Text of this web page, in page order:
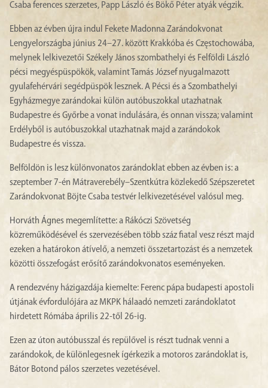
Csaba ferences szerzetes, Papp László és Bökő Péter atyák végzik.
Ebben az évben újra indul Fekete Madonna Zarándokvonat
Lengyelországba június 24–27. között Krakkóba és Częstochowába,
melynek lelkivezetői Székely János szombathelyi és Felföldi László
pécsi megyéspüspökök, valamint Tamás József nyugalmazott
gyulafehérvári segédpüspök lesznek. A Pécsi és a Szombathelyi
Egyházmegye zarándokai külön autóbuszokkal utazhatnak
Budapestre és Győrbe a vonat indulására, és onnan vissza; valamint
Erdélyből is autóbuszokkal utazhatnak majd a zarándokok
Budapestre és vissza.
Belföldön is lesz különvonatos zarándoklat ebben az évben is: a
szeptember 7-én Mátraverebély–Szentkútra közlekedő Szépszeretet
Zarándokvonat Böjte Csaba testvér lelkivezetésével valósul meg.
Horváth Ágnes megemlítette: a Rákóczi Szövetség
közreműködésével és szervezésében több száz fiatal vesz részt majd
ezeken a határokon átívelő, a nemzeti összetartozást és a nemzetek
közötti összefogást erősítő zarándokvonatos eseményeken.
A rendezvény házigazdája kiemelte: Ferenc pápa budapesti apostoli
útjának évfordulójára az MKPK hálaadó nemzeti zarándoklatot
hirdetett Rómába április 22-től 26-ig.
Ezen az úton autóbusszal és repülővel is részt tudnak venni a
zarándokok, de különlegesnek ígérkezik a motoros zarándoklat is,
Bátor Botond pálos szerzetes vezetésével.